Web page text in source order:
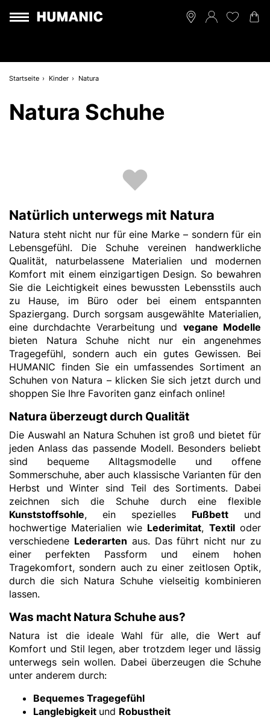
Startseite Kinder Natura
Natura Schuhe
Natürlich unterwegs mit Natura
Natura steht nicht nur für eine Marke – sondern für ein
Lebensgefühl. Die Schuhe vereinen handwerkliche
Qualität, naturbelassene Materialien und modernen
Komfort mit einem einzigartigen Design. So bewahren
Sie die Leichtigkeit eines bewussten Lebensstils auch
zu Hause, im Büro oder bei einem entspannten
Spaziergang. Durch sorgsam ausgewählte Materialien,
eine durchdachte Verarbeitung und vegane Modelle
bieten Natura Schuhe nicht nur ein angenehmes
Tragegefühl, sondern auch ein gutes Gewissen. Bei
HUMANIC finden Sie ein umfassendes Sortiment an
Schuhen von Natura – klicken Sie sich jetzt durch und
shoppen Sie Ihre Favoriten ganz einfach online!
Natura überzeugt durch Qualität
Die Auswahl an Natura Schuhen ist groß und bietet für
jeden Anlass das passende Modell. Besonders beliebt
sind bequeme Alltagsmodelle und offene
Sommerschuhe, aber auch klassische Varianten für den
Herbst und Winter sind Teil des Sortiments. Dabei
zeichnen sich die Schuhe durch eine flexible
Kunststoffsohle, ein spezielles Fußbett und
hochwertige Materialien wie Lederimitat, Textiloder
verschiedene Lederarten aus. Das führt nicht nur zu
einer perfekten Passform und einem hohen
Tragekomfort, sondern auch zu einer zeitlosen Optik,
durch die sich Natura Schuhe vielseitig kombinieren
lassen.
Was macht Natura Schuhe aus?
Natura ist die ideale Wahl für alle, die Wert auf
Komfort und Stil legen, aber trotzdem leger und lässig
unterwegs sein wollen. Dabei überzeugen die Schuhe
unter anderem durch:
Bequemes Tragegefühl
Langlebigkeit und Robustheit